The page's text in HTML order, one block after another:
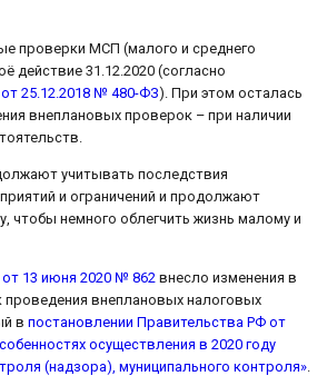
проверки МСП (малого и среднего
действие 31.12.2020 (согласно
25.12.2018 № 480-ФЗ). При этом осталась
внеплановых проверок – при наличии
учитывать последствия
и ограничений и продолжают
чтобы немного облегчить жизнь малому и
13 июня 2020 № 862 внесло изменения в
внеплановых налоговых
в постановлении Правительства РФ от
осуществления в 2020 году
(надзора), муниципального контроля»